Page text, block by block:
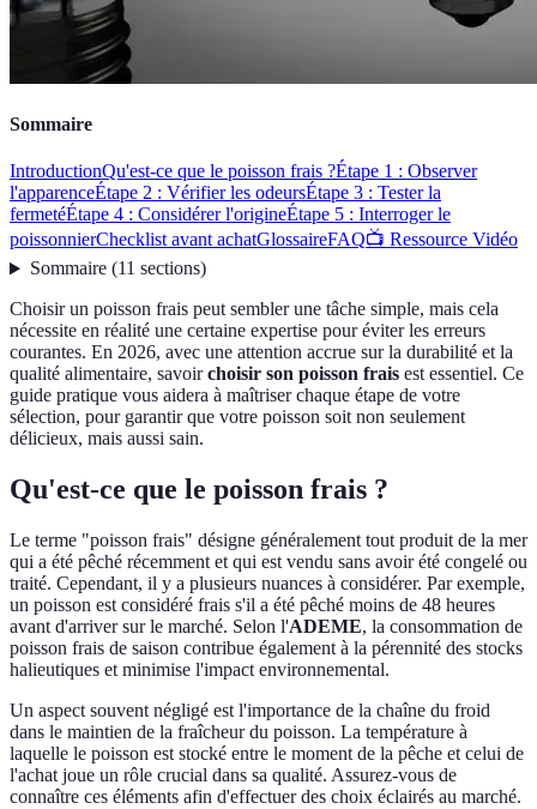
Sommaire
IntroductionQu'est-ce que le poisson frais ?Étape 1 : Observer
l'apparenceÉtape 2 : Vérifier les odeursÉtape 3 : Tester la
fermetéÉtape 4 : Considérer l'origineÉtape 5 : Interroger le
poissonnierChecklist avant achatGlossaireFAQ📺 Ressource Vidéo
Sommaire(11 sections)
Choisir un poisson frais peut sembler une tâche simple, mais cela
nécessite en réalité une certaine expertise pour éviter les erreurs
courantes. En 2026, avec une attention accrue sur la durabilité et la
qualité alimentaire, savoirchoisir son poisson frais est essentiel. Ce
guide pratique vous aidera à maîtriser chaque étape de votre
sélection, pour garantir que votre poisson soit non seulement
délicieux, mais aussi sain.
Qu'est-ce que le poisson frais ?
Le terme "poisson frais" désigne généralement tout produit de la mer
qui a été pêché récemment et qui est vendu sans avoir été congelé ou
traité. Cependant, il y a plusieurs nuances à considérer. Par exemple,
un poisson est considéré frais s'il a été pêché moins de 48 heures
avant d'arriver sur le marché. Selon l'ADEME, la consommation de
poisson frais de saison contribue également à la pérennité des stocks
halieutiques et minimise l'impact environnemental.
Un aspect souvent négligé est l'importance de la chaîne du froid
dans le maintien de la fraîcheur du poisson. La température à
laquelle le poisson est stocké entre le moment de la pêche et celui de
l'achat joue un rôle crucial dans sa qualité. Assurez-vous de
connaître ces éléments afin d'effectuer des choix éclairés au marché.